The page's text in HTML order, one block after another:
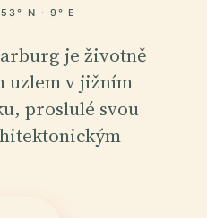
53° N · 9° E
je životně
uzlem v jižním
proslulé svou